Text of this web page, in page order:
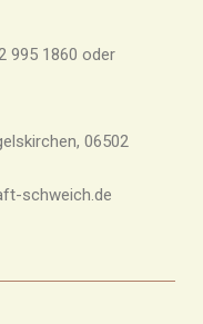
995 1860 oder
06502
schweich.de